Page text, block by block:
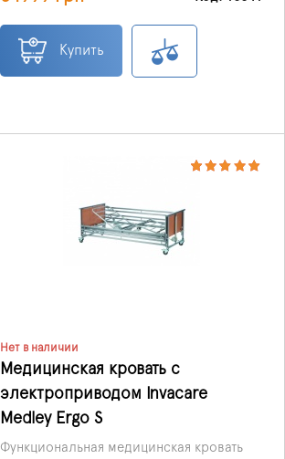
Купить
Нет в наличии
Медицинская кровать с
электроприводом Invacare
Medley Ergo S
Функциональная медицинская кровать